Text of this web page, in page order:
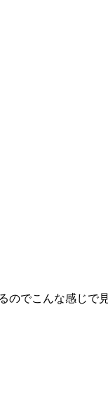
でこんな感じで見